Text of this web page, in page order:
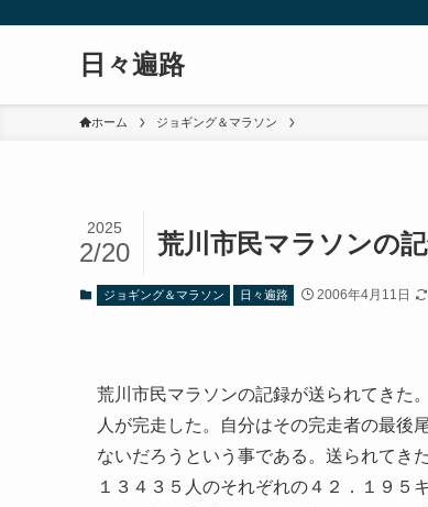
日々遍路
ホーム ジョギング＆マラソン
荒川市民マラソンの
2025
2/20
ジョギング＆マラソン 日々遍路 2006年4月11日
荒川市民マラソンの記録が送られてきた
人が完走した。自分はその完走者の最後
ないだろうという事である。送られてき
１３４３５人のそれぞれの４２．１９５